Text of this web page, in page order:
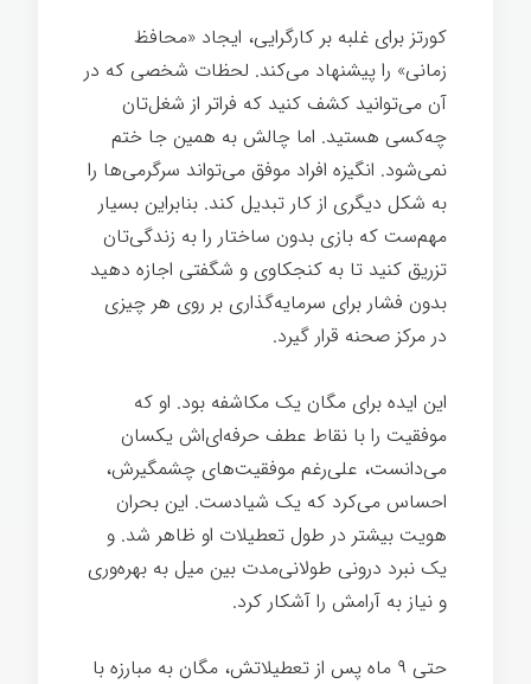
کورتز برای غلبه بر کارگرایی، ایجاد «محافظ
زمانی» را پیشنهاد می‌کند. لحظات شخصی که در
آن می‌توانید کشف کنید که فراتر از شغل‌تان
چه‌کسی هستید. اما چالش به همین جا ختم
نمی‌شود. انگیزه افراد موفق می‌تواند سرگرمی‌ها را
به شکل دیگری از کار تبدیل کند. بنابراین بسیار
مهم‌ست که بازی بدون ساختار را به زندگی‌تان
تزریق کنید تا به کنجکاوی و شگفتی اجازه دهید
بدون فشار برای سرمایه‌گذاری بر روی هر چیزی
در مرکز صحنه قرار گیرد.
این ایده برای مگان یک مکاشفه بود. او که
موفقیت را با نقاط عطف حرفه‌ای‌اش یکسان
می‌دانست، علی‌رغم موفقیت‌های چشمگیرش،
احساس می‌کرد که یک شیادست. این بحران
هویت بیشتر در طول تعطیلات او ظاهر شد. و
یک نبرد درونی طولانی‌مدت بین میل به بهره‌وری
و نیاز به آرامش را آشکار کرد.
حتی ۹ ماه پس از تعطیلاتش، مگان به مبارزه با